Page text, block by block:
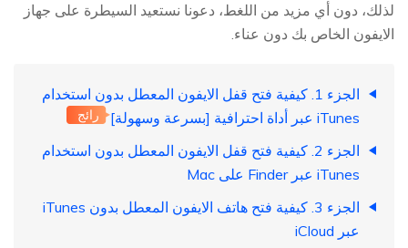
لذلك، دون أي مزيد من اللغط، دعونا نستعيد السيطرة على جهاز
الايفون الخاص بك دون عناء.
الجزء 1. كيفية فتح قفل الايفون المعطل بدون استخدام
iTunes عبر أداة احترافية [بسرعة وسهولة]
رائج
الجزء 2. كيفية فتح قفل الايفون المعطل بدون استخدام
iTunes عبر Finder على Mac
الجزء 3. كيفية فتح هاتف الايفون المعطل بدون iTunes
عبر iCloud